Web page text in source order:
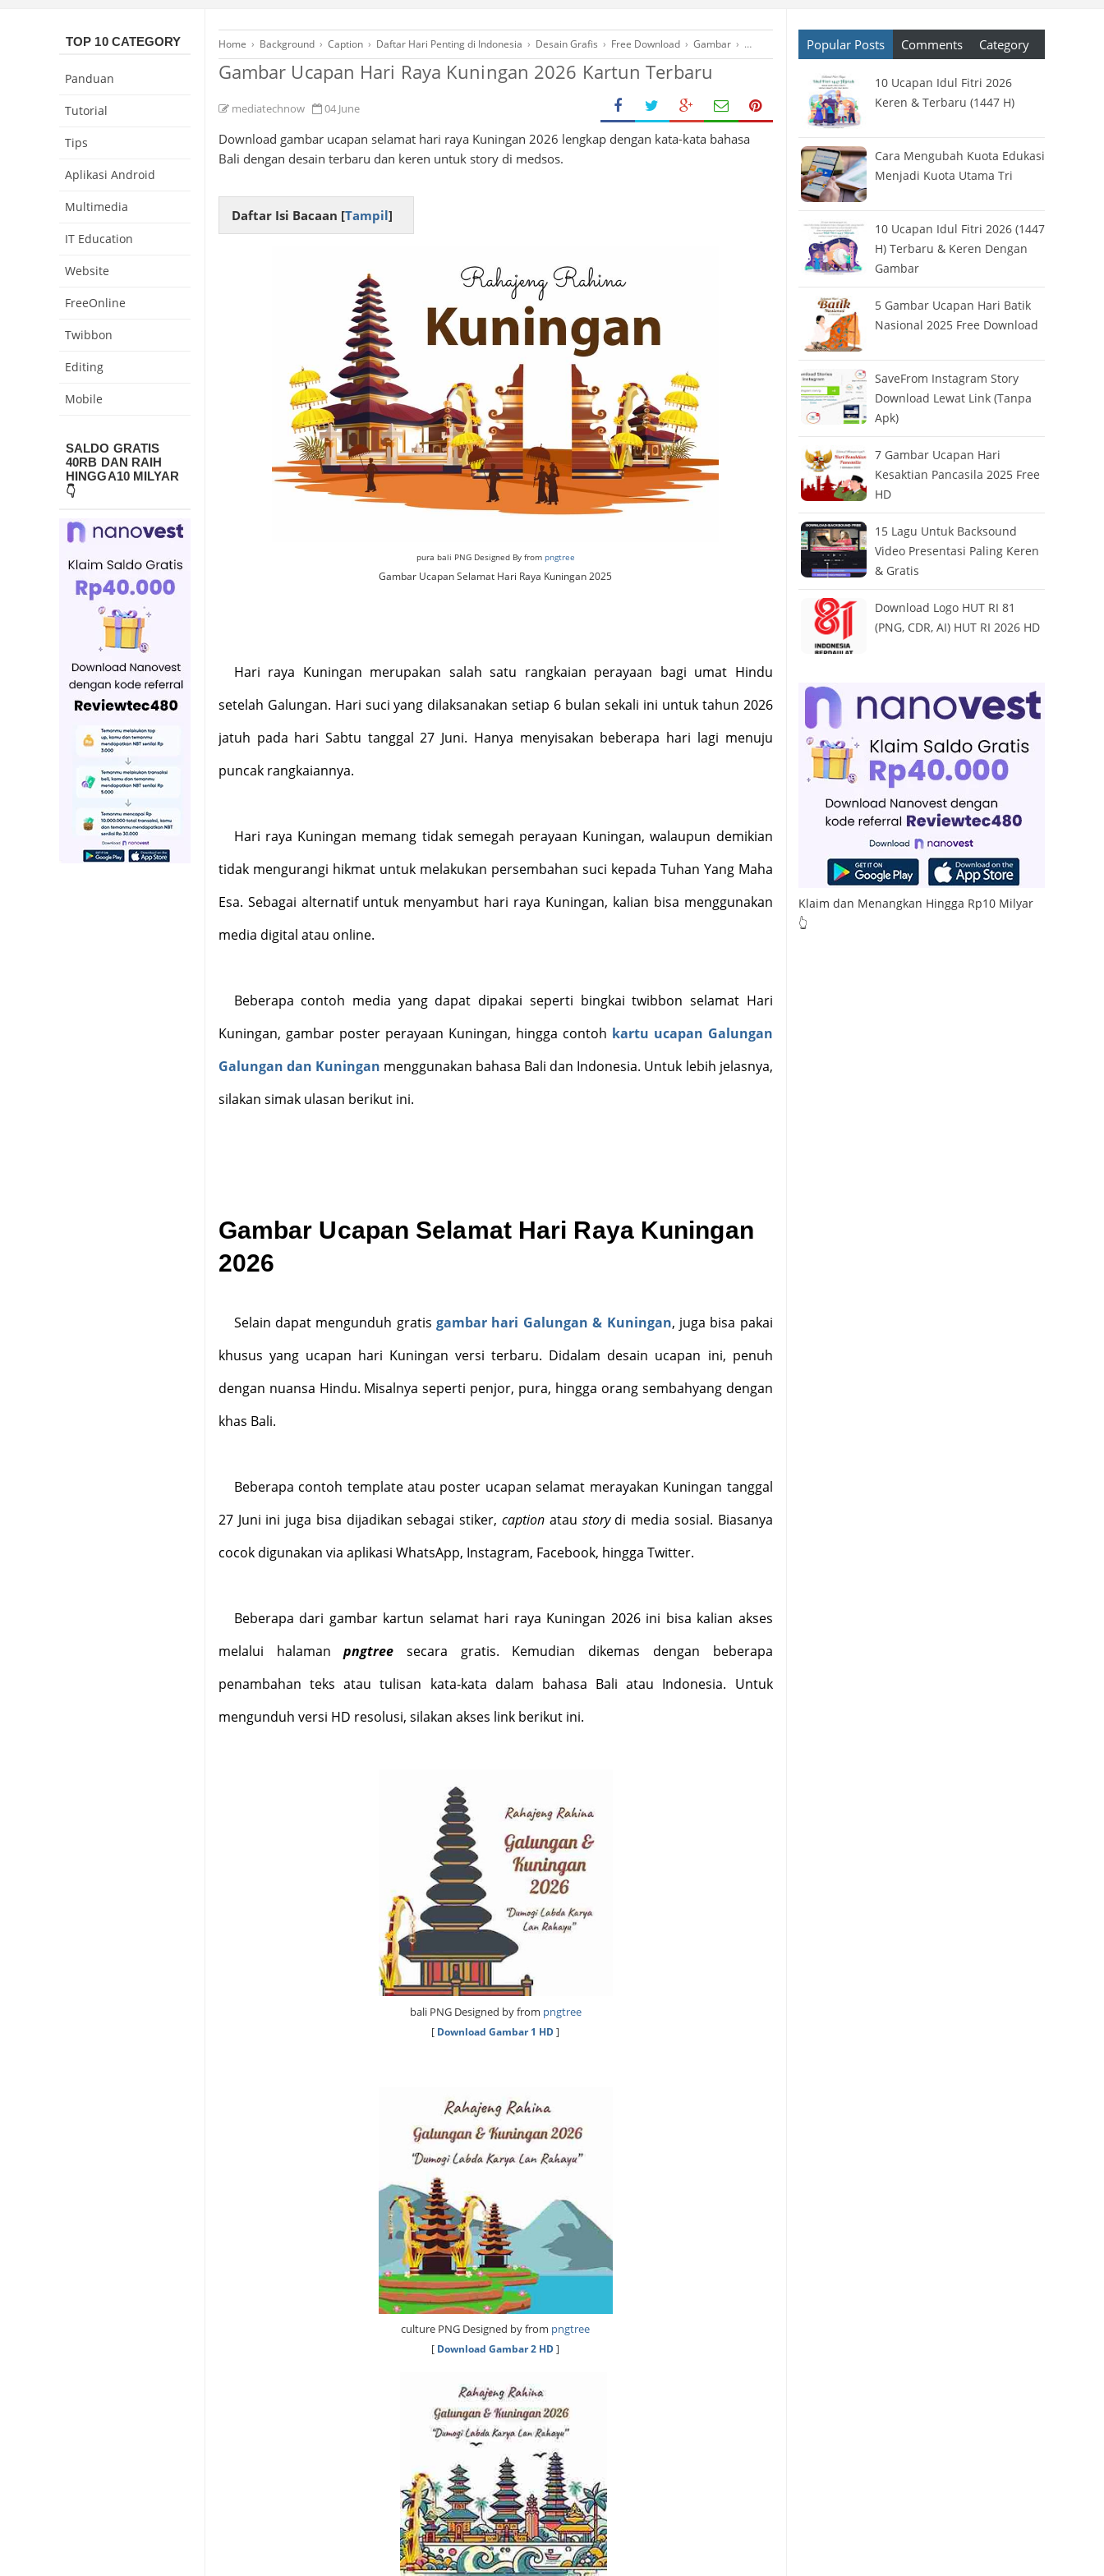
Home › Background › Caption › Daftar Hari Penting di Indonesia › Desain Grafis › Free Download › Gambar › Gambar Ucapan›Hari Raya› Kartu Ucapan › Kartun›Kata Bijak
Gambar Ucapan Hari Raya Kuningan 2026 Kartun Terbaru
mediatechnow 04 June
Download gambar ucapan selamat hari raya Kuningan 2026 lengkap dengan kata-kata bahasa
Bali dengan desain terbaru dan keren untuk story di medsos.
Daftar Isi Bacaan [Tampil]
pura bali PNG Designed By from pngtree
Gambar Ucapan Selamat Hari Raya Kuningan 2025
Hari raya Kuningan merupakan salah satu rangkaian perayaan bagi umat Hindu
setelah Galungan. Hari suci yang dilaksanakan setiap 6 bulan sekali ini untuk tahun 2026
jatuh pada hari Sabtu tanggal 27 Juni. Hanya menyisakan beberapa hari lagi menuju
puncak rangkaiannya.
Hari raya Kuningan memang tidak semegah perayaan Kuningan, walaupun demikian
tidak mengurangi hikmat untuk melakukan persembahan suci kepada Tuhan Yang Maha
Esa. Sebagai alternatif untuk menyambut hari raya Kuningan, kalian bisa menggunakan
media digital atau online.
Beberapa contoh media yang dapat dipakai seperti bingkai twibbon selamat Hari
Kuningan, gambar poster perayaan Kuningan, hingga contoh kartu ucapan Galungan
Galungan dan Kuningan menggunakan bahasa Bali dan Indonesia. Untuk lebih jelasnya,
silakan simak ulasan berikut ini.
Gambar Ucapan Selamat Hari Raya Kuningan
2026
Selain dapat mengunduh gratisgambar hari Galungan & Kuningan, juga bisa pakai
khusus yang ucapan hari Kuningan versi terbaru. Didalam desain ucapan ini, penuh
dengan nuansa Hindu. Misalnya seperti penjor, pura, hingga orang sembahyang dengan
khas Bali.
Beberapa contoh template atau poster ucapan selamat merayakan Kuningan tanggal
27 Juni ini juga bisa dijadikan sebagai stiker, captionatau storydi media sosial. Biasanya
cocok digunakan via aplikasi WhatsApp, Instagram, Facebook, hingga Twitter.
Beberapa dari gambar kartun selamat hari raya Kuningan 2026 ini bisa kalian akses
melalui halamanpngtree secara gratis. Kemudian dikemas dengan beberapa
penambahan teks atau tulisan kata-kata dalam bahasa Bali atau Indonesia. Untuk
mengunduh versi HD resolusi, silakan akses link berikut ini.
bali PNG Designed by from pngtree
[ Download Gambar 1 HD]
culture PNG Designed by from pngtree
[ Download Gambar 2 HD]
TOP 10 CATEGORY
Panduan
Tutorial
Tips
Aplikasi Android
Multimedia
IT Education
Website
FreeOnline
Twibbon
Editing
Mobile
SALDO GRATIS
40RB DAN RAIH
HINGGA10 MILYAR
👇
Popular Posts Comments Category
10 Ucapan Idul Fitri 2026
Keren & Terbaru (1447 H)
Cara Mengubah Kuota Edukasi
Menjadi Kuota Utama Tri
10 Ucapan Idul Fitri 2026 (1447
H) Terbaru & Keren Dengan
Gambar
5 Gambar Ucapan Hari Batik
Nasional 2025 Free Download
SaveFrom Instagram Story
Download Lewat Link (Tanpa
Apk)
7 Gambar Ucapan Hari
Kesaktian Pancasila 2025 Free
HD
15 Lagu Untuk Backsound
Video Presentasi Paling Keren
& Gratis
Download Logo HUT RI 81
(PNG, CDR, AI) HUT RI 2026 HD
Klaim dan Menangkan Hingga Rp10 Milyar
👆